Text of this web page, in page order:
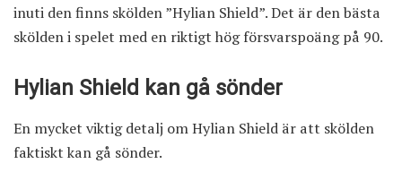
inuti den finns skölden ”Hylian Shield”. Det är den bästa
skölden i spelet med en riktigt hög försvarspoäng på 90.
Hylian Shield kan gå sönder
En mycket viktig detalj om Hylian Shield är att skölden
faktiskt kan gå sönder.